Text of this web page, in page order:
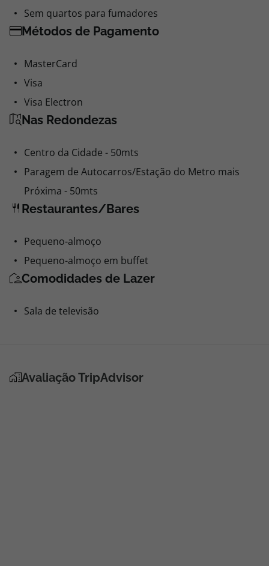
Sem quartos para fumadores
Métodos de Pagamento
MasterCard
Visa
Visa Electron
Nas Redondezas
Centro da Cidade - 50mts
Paragem de Autocarros/Estação do Metro mais
Próxima - 50mts
Restaurantes/Bares
Pequeno-almoço
Pequeno-almoço em buffet
Comodidades de Lazer
Sala de televisão
Avaliação TripAdvisor